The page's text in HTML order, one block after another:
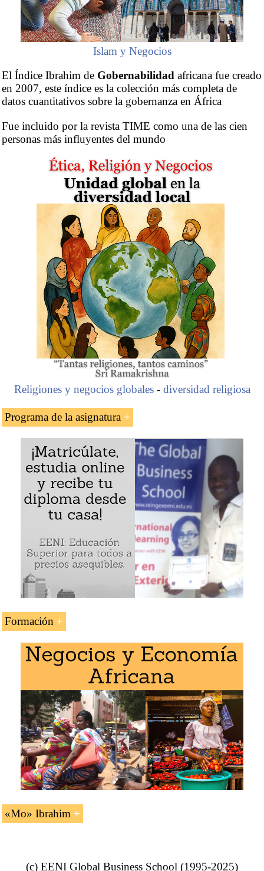
Islam y Negocios
El Índice Ibrahim de Gobernabilidad africana fue creado
en 2007, este índice es la colección más completa de
datos cuantitativos sobre la gobernanza en África
Fue incluido por la revista TIME como una de las cien
personas más influyentes del mundo
Religiones y negocios globales- diversidad religiosa
Programa de la asignatura
El hombre de negocios musulmán sudanés
Mohamed Mo Ibrahim: una de las cien personas
más influyentes a nivel global
La venta de la empresa de telecomunicaciones
Celtel
Fundación Mo Ibrahim
Índice Ibrahim de Gobernabilidad africana
Mohamed Ibrahim (Sudán)
Formación
La asignatura «Mo Ibrahim (Empresario, Sudán,
musulmán)» se estudia en los siguientes programas de
EENI Global Business School:
África Oriental ,Economía africana.
«Mo» Ibrahim
sudanés).
(c) EENI Global Business School (1995-2025)